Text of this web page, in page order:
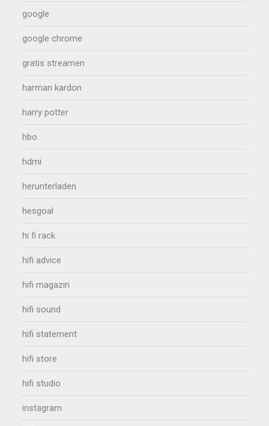
google
google chrome
gratis streamen
harman kardon
harry potter
hbo
hdmi
herunterladen
hesgoal
hi fi rack
hifi advice
hifi magazin
hifi sound
hifi statement
hifi store
hifi studio
instagram